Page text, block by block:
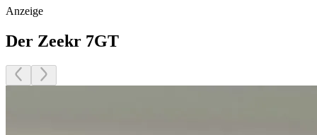
Anzeige
Der Zeekr 7GT